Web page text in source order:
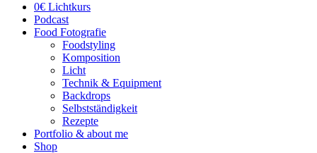
0€ Lichtkurs
Podcast
Food Fotografie
Foodstyling
Komposition
Licht
Technik & Equipment
Backdrops
Selbstständigkeit
Rezepte
Portfolio & about me
Shop